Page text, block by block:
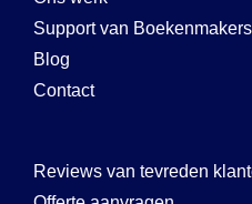
Support van Boekenmakers
Blog
Contact
Reviews van tevreden